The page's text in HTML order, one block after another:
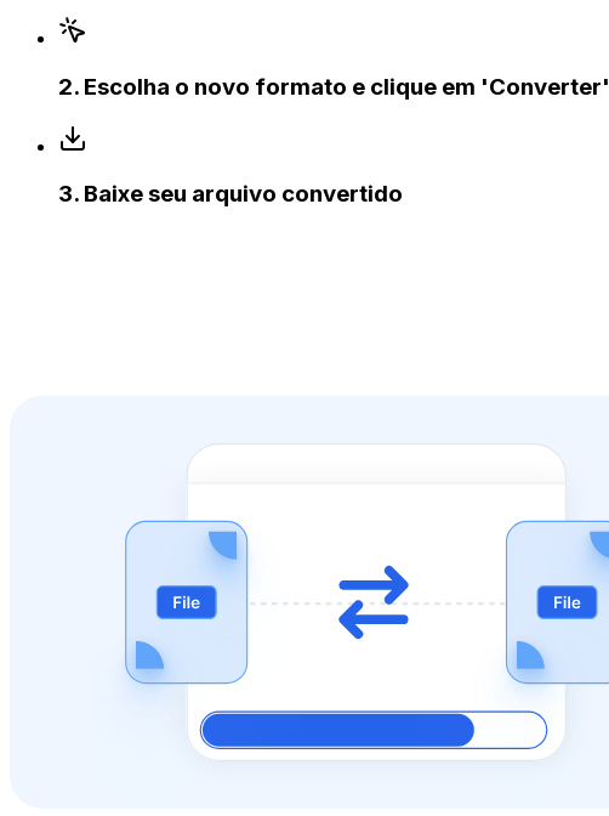
2. Escolha o novo formato e clique em 'Converter'
3. Baixe seu arquivo convertido